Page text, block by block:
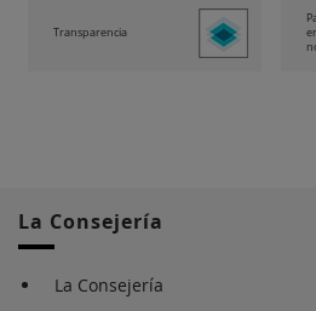
Transparencia
La Consejería
La Consejería